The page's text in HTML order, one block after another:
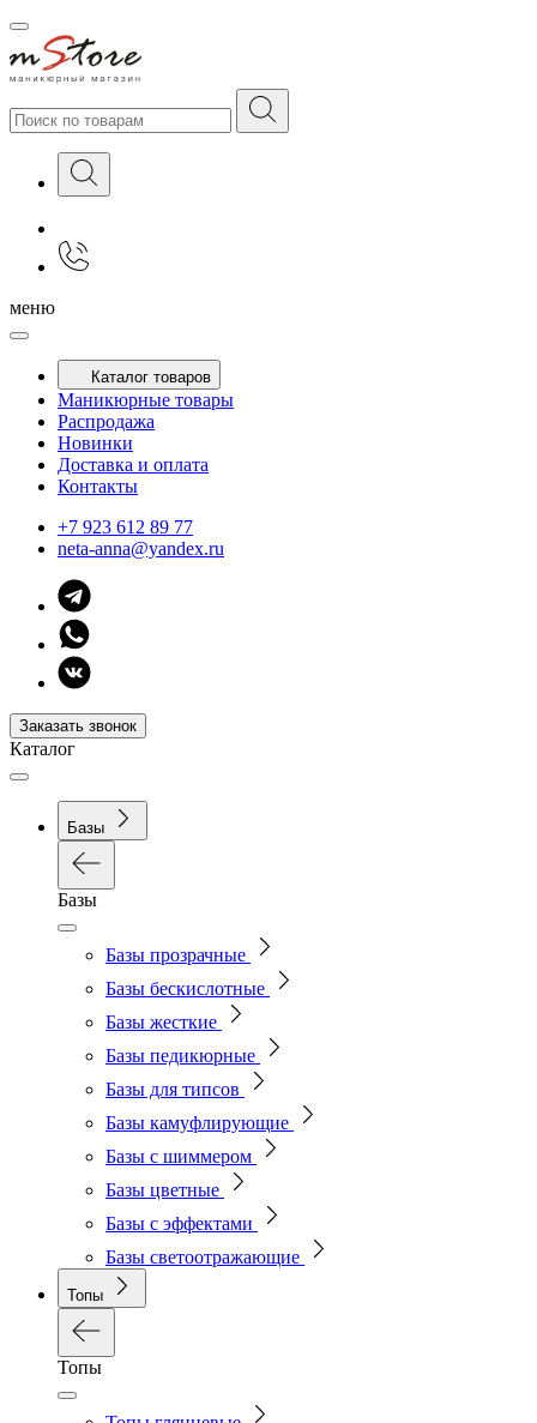
меню
Каталог товаров
Маникюрные товары
Распродажа
Новинки
Доставка и оплата
Контакты
+7 923 612 89 77
neta-anna@yandex.ru
Заказать звонок
Каталог
Базы
Базы
Базы прозрачные
Базы бескислотные
Базы жесткие
Базы педикюрные
Базы для типсов
Базы камуфлирующие
Базы с шиммером
Базы цветные
Базы с эффектами
Базы светоотражающие
Топы
Топы